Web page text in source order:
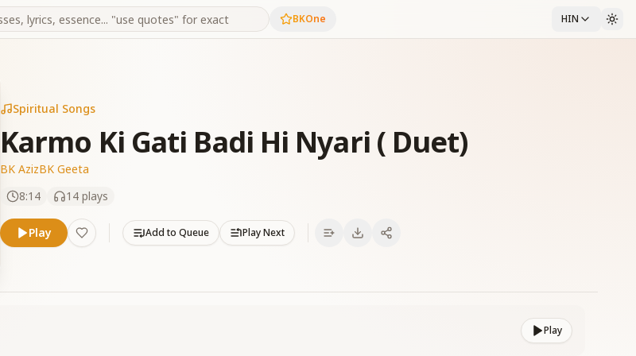
BKOne HIN
Spiritual Songs
Karmo Ki Gati Badi Hi Nyari ( Duet)
BK AzizBK Geeta
8:14
14 plays
Play Add to Queue Play Next
Play